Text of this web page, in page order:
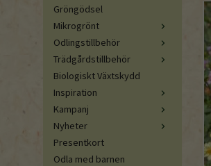
Gröngödsel
Mikrogrönt
Odlingstillbehör
Trädgårdstillbehör
Biologiskt Växtskydd
Inspiration
Kampanj
Nyheter
Presentkort
Odla med barnen